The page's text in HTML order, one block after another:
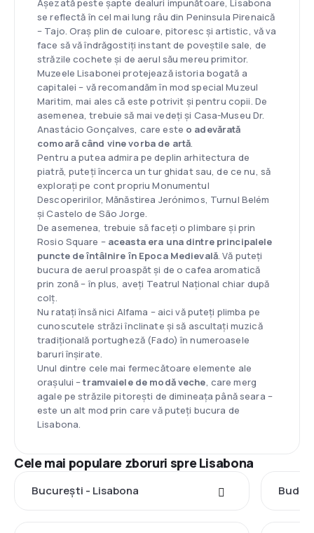
Așezată peste șapte dealuri impunătoare, Lisabona
se reflectă în cel mai lung râu din Peninsula Pirenaică
– Tajo. Oraș plin de culoare, pitoresc și artistic, vă va
face să vă îndrăgostiți instant de poveștile sale, de
străzile cochete și de aerul său mereu primitor.
Muzeele Lisabonei protejează istoria bogată a
capitalei – vă recomandăm în mod special Muzeul
Maritim, mai ales că este potrivit și pentru copii. De
asemenea, trebuie să mai vedeți și Casa-Museu Dr.
Anastácio Gonçalves, care este o adevărată
comoară când vine vorba de artă.
Pentru a putea admira pe deplin arhitectura de
piatră, puteți încerca un tur ghidat sau, de ce nu, să
explorați pe cont propriu Monumentul
Descoperirilor, Mănăstirea Jerónimos, Turnul Belém
și Castelo de São Jorge.
De asemenea, trebuie să faceți o plimbare și prin
Rosio Square – aceasta era una dintre principalele
puncte de întâlnire în Epoca Medievală. Vă puteți
bucura de aerul proaspăt și de o cafea aromatică
prin zonă – în plus, aveți Teatrul Național chiar după
colț.
Nu ratați însă nici Alfama – aici vă puteți plimba pe
cunoscutele străzi înclinate și să ascultați muzică
tradițională portugheză (Fado) în numeroasele
baruri înșirate.
Unul dintre cele mai fermecătoare elemente ale
orașului –tramvaiele de modă veche, care merg
agale pe străzile pitorești de dimineața până seara –
este un alt mod prin care vă puteți bucura de
Lisabona.
Cele mai populare zboruri spre Lisabona
București - Lisabona